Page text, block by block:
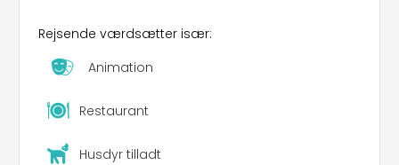
Rejsende værdsætter især:
Animation
Restaurant
Husdyr tilladt